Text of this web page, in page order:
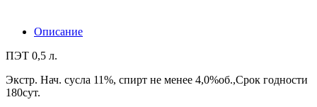
Описание
ПЭТ 0,5 л.
Экстр. Нач. сусла 11%, спирт не менее 4,0%об.,Срок годности
180сут.